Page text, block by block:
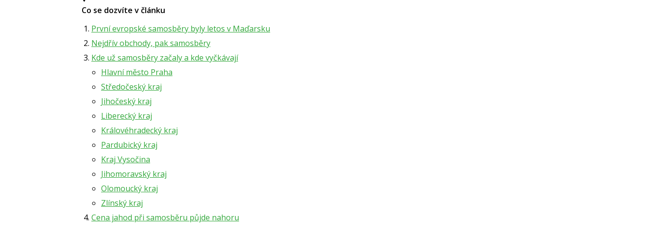
Co se dozvíte v článku
První evropské samosběry byly letos v Maďarsku
Nejdřív obchody, pak samosběry
Kde už samosběry začaly a kde vyčkávají
Hlavní město Praha
Středočeský kraj
Jihočeský kraj
Liberecký kraj
Královéhradecký kraj
Pardubický kraj
Kraj Vysočina
Jihomoravský kraj
Olomoucký kraj
Zlínský kraj
Cena jahod při samosběru půjde nahoru